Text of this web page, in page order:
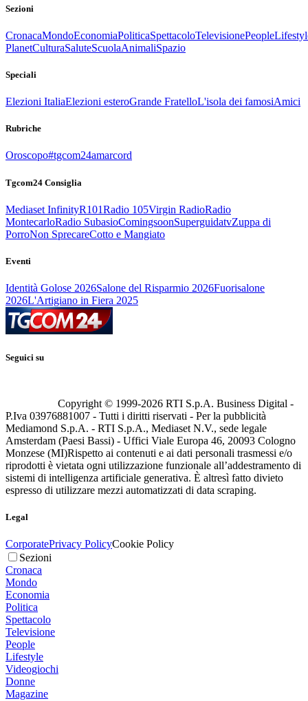
Sezioni
CronacaMondoEconomiaPoliticaSpettacoloTelevisionePeople
PlanetCulturaSaluteScuolaAnimaliSpazio
Speciali
Elezioni ItaliaElezioni esteroGrande FratelloL'isola dei famosiAmici
Rubriche
Oroscopo#tgcom24amarcord
Tgcom24 Consiglia
Mediaset InfinityR101Radio 105Virgin RadioRadio
MontecarloRadio SubasioComingsoonSuperguidatvZuppa di
PorroNon SprecareCotto e Mangiato
Eventi
Identità Golose 2026Salone del Risparmio 2026Fuorisalone
2026L'Artigiano in Fiera 2025
Seguici su
Copyright © 1999-2026 RTI S.p.A. Business Digital -
P.Iva 03976881007 - Tutti i diritti riservati - Per la pubblicità
Mediamond S.p.A. - RTI S.p.A., Mediaset N.V., sede legale
Amsterdam (Paesi Bassi) - Uffici Viale Europa 46, 20093 Cologno
Monzese (MI)Rispetto ai contenuti e ai dati personali trasmessi e/o
riprodotti è vietata ogni utilizzazione funzionale all’addestramento di
sistemi di intelligenza artificiale generativa. È altresì fatto divieto
espresso di utilizzare mezzi automatizzati di data scraping.
Legal
CorporatePrivacy PolicyCookie Policy
Sezioni
Cronaca
Mondo
Economia
Politica
Spettacolo
Televisione
People
Lifestyle
Videogiochi
Donne
Magazine